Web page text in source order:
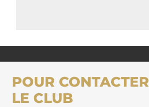
POUR CONTACTER
LE CLUB